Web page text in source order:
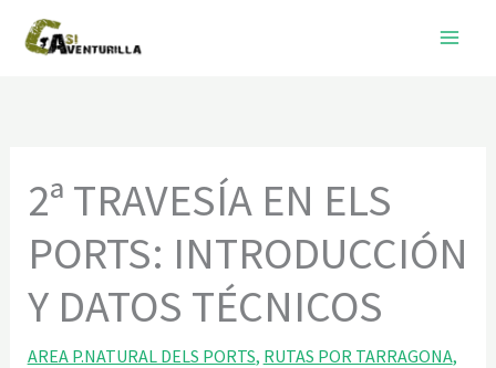
contenido
2ª TRAVESÍA EN ELS
PORTS: INTRODUCCIÓN
Y DATOS TÉCNICOS
AREA P.NATURAL DELS PORTS, RUTAS POR TARRAGONA,